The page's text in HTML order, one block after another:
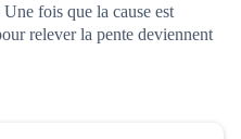
fois que la cause est
relever la pente deviennent